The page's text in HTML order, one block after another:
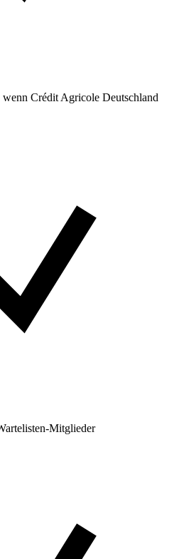
wenn Crédit Agricole Deutschland
Mitglieder